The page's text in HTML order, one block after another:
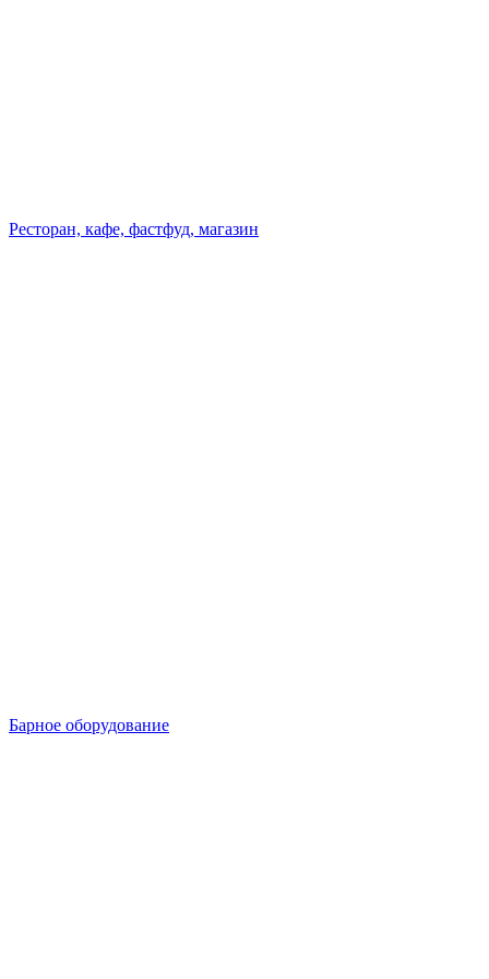
Ресторан, кафе, фастфуд, магазин
Барное оборудование